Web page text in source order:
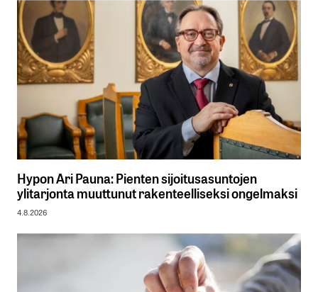
Hypon Ari Pauna: Pienten sijoitusasuntojen
ylitarjonta muuttunut rakenteelliseksi ongelmaksi
4.8.2026